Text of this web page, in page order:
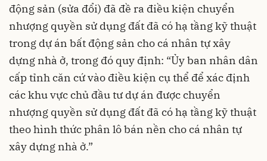
động sản (sửa đổi) đã đề ra điều kiện chuyển
nhượng quyền sử dụng đất đã có hạ tầng kỹ thuật
trong dự án bất động sản cho cá nhân tự xây
dựng nhà ở, trong đó quy định: “Ủy ban nhân dân
cấp tỉnh căn cứ vào điều kiện cụ thể để xác định
các khu vực chủ đầu tư dự án được chuyển
nhượng quyền sử dụng đất đã có hạ tầng kỹ thuật
theo hình thức phân lô bán nền cho cá nhân tự
xây dựng nhà ở.”